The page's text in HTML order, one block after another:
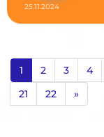
25.11.2024
1 2 3 4
21
22 »